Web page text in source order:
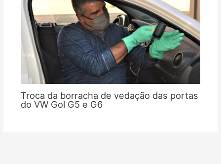
Troca da borracha de vedação das portas
do VW Gol G5 e G6